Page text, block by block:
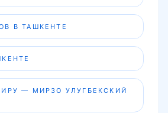
В ТАШКЕНТЕ
— МИРЗО УЛУГБЕКСКИЙ